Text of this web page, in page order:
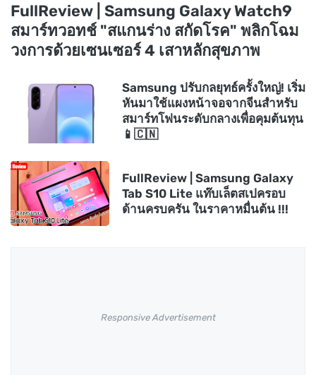
FullReview | Samsung Galaxy Watch9
สมาร์ทวอทช์ "สแกนร่าง สกัดโรค" พลิกโฉม
วงการด้วยเซนเซอร์ 4 เสาหลักสุขภาพ
Samsung ปรับกลยุทธ์ครั้งใหญ่! เริ่ม
หันมาใช้แผงหน้าจอจากจีนสำหรับ
สมาร์ทโฟนระดับกลางเพื่อคุมต้นทุน
📱🇨🇳
FullReview | Samsung Galaxy
Tab S10 Lite แท๊บเล็ตสเปครอบ
ด้านครบครัน ในราคาหมื่นต้น !!!
Responsive Advertisement